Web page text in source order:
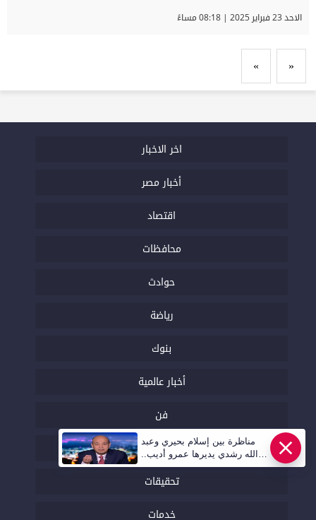
الاحد 23 فبراير 2025 | 08:18 مساءً
«
»
اخر الاخبار
أخبار مصر
اقتصاد
محافظات
حوادث
رياضة
بنوك
أخبار عالمية
فن
توك شو
تحقيقات
خدمات
مناظرة بين إسلام بحيري وعبد
الله رشدي يديرها عمرو أديب..
قريبا | أهل مصر